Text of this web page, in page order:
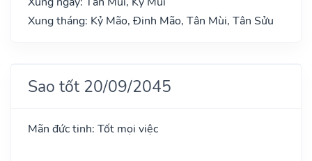
Xung tháng: Kỷ Mão, Đinh Mão, Tân Mùi, Tân Sửu
Sao tốt 20/09/2045
Mãn đức tinh: Tốt mọi việc